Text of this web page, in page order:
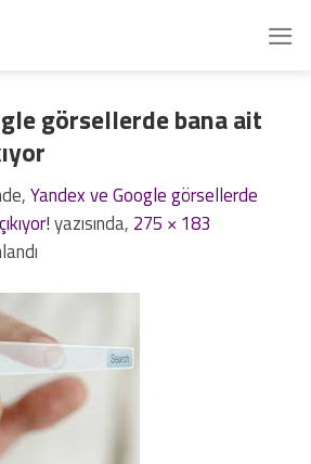
görsellerde bana ait
Yandex ve Google görsellerde
yazısında, 275 × 183